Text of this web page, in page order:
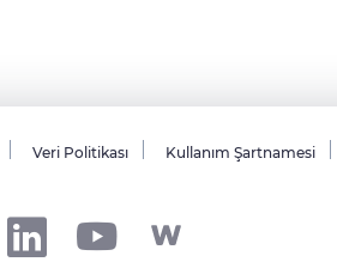
Veri Politikası Kullanım Şartnamesi